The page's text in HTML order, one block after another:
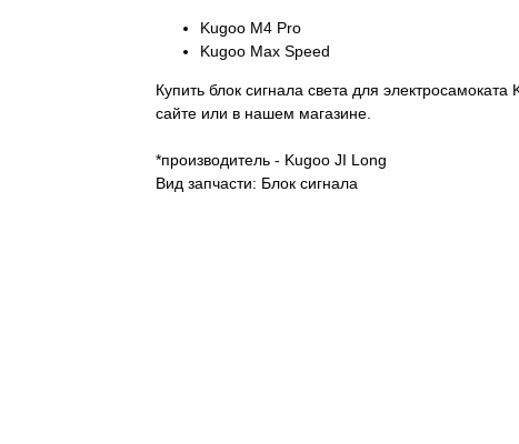
Kugoo M4 Pro
Kugoo Max Speed
Купить блок сигнала света для
сайте или в нашем магазине.
*производитель - Kugoo JI Long
Вид запчасти: Блок сигнала